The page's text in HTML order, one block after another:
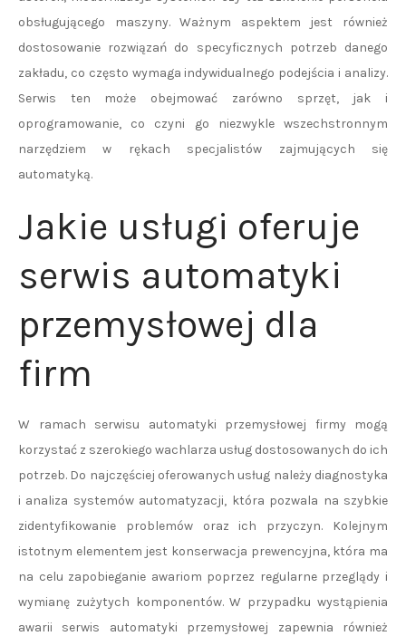
obsługującego maszyny. Ważnym aspektem jest również
dostosowanie rozwiązań do specyficznych potrzeb danego
zakładu, co często wymaga indywidualnego podejścia i analizy.
Serwis ten może obejmować zarówno sprzęt, jak i
oprogramowanie, co czyni go niezwykle wszechstronnym
narzędziem w rękach specjalistów zajmujących się
automatyką.
Jakie usługi oferuje
serwis automatyki
przemysłowej dla
firm
W ramach serwisu automatyki przemysłowej firmy mogą
korzystać z szerokiego wachlarza usług dostosowanych do ich
potrzeb. Do najczęściej oferowanych usług należy diagnostyka
i analiza systemów automatyzacji, która pozwala na szybkie
zidentyfikowanie problemów oraz ich przyczyn. Kolejnym
istotnym elementem jest konserwacja prewencyjna, która ma
na celu zapobieganie awariom poprzez regularne przeglądy i
wymianę zużytych komponentów. W przypadku wystąpienia
awarii serwis automatyki przemysłowej zapewnia również